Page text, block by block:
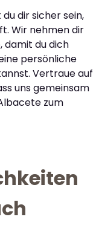
dir sicher sein,
Wir nehmen dir
damit du dich
persönliche
Vertraue auf
uns gemeinsam
zum